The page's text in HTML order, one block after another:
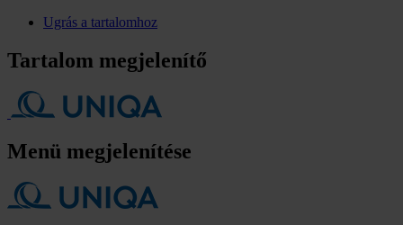
Ugrás a tartalomhoz
Tartalom megjelenítő
Menü megjelenítése